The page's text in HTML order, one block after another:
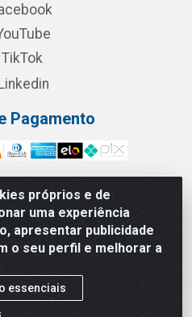
próprios e de
uma experiência
apresentar publicidade
o seu perfil e melhorar a
essenciais
TikTok
Linkedin
Pagamento
Gomes LTDA - Rua
Fortaleza/CE - CEP:
05.461.276/0001-90